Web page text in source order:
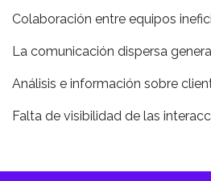
Colaboración entre equipos
La comunicación dispersa
Análisis e información sobre
Falta de visibilidad de las